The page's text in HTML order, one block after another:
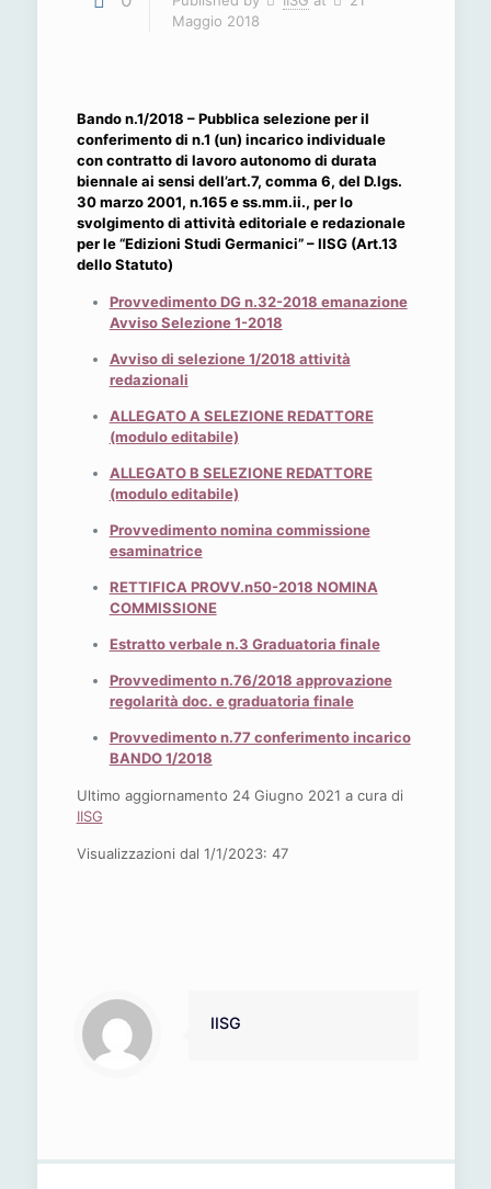
Maggio 2018
Bando n.1/2018 – Pubblica selezione per il
conferimento di n.1 (un) incarico individuale
con contratto di lavoro autonomo di durata
biennale ai sensi dell’art.7, comma 6, del D.lgs.
30 marzo 2001, n.165 e ss.mm.ii., per lo
svolgimento di attività editoriale e redazionale
per le “Edizioni Studi Germanici” – IISG (Art.13
dello Statuto)
Provvedimento DG n.32-2018 emanazione
Avviso Selezione 1-2018
Avviso di selezione 1/2018 attività
redazionali
ALLEGATO A SELEZIONE REDATTORE
(modulo editabile)
ALLEGATO B SELEZIONE REDATTORE
(modulo editabile)
Provvedimento nomina commissione
esaminatrice
RETTIFICA PROVV.n50-2018 NOMINA
COMMISSIONE
Estratto verbale n.3 Graduatoria finale
Provvedimento n.76/2018 approvazione
regolarità doc. e graduatoria finale
Provvedimento n.77 conferimento incarico
BANDO 1/2018
Ultimo aggiornamento 24 Giugno 2021 a cura di
IISG
Visualizzazioni dal 1/1/2023: 47
IISG